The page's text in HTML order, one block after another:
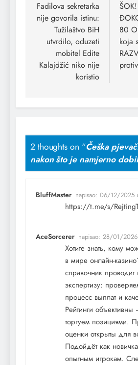
Fadilova sekretarka
nije govorila istinu:
Tužilaštvo BiH
utvrdilo, oduzeti
mobitel Edite
Kalajdžić niko nije
koristio
80
koja
2 thoughts on “Češka
nakon što je namjerno
BluffMaster napisao: 06/12/2025
https://t.me/s/
AceSorcerer napisao: 28/01/2026
Хотите знать, кому
в мире онлайн-
справочник
экспертизу:
процесс выплат и
Рейтинги
торгуем позициями.
оценки открыты для
Подойдёт как
опытным игрокам.